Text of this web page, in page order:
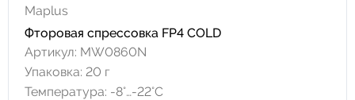
Maplus
Фторовая спрессовка FP4 COLD
Артикул: MW0860N
Упаковка: 20 г
Температура: -8°…-22°C